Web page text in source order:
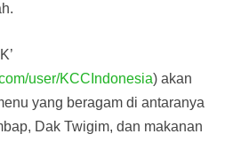
user/KCCIndonesia) akan
yang beragam di antaranya
Dak Twigim, dan makanan